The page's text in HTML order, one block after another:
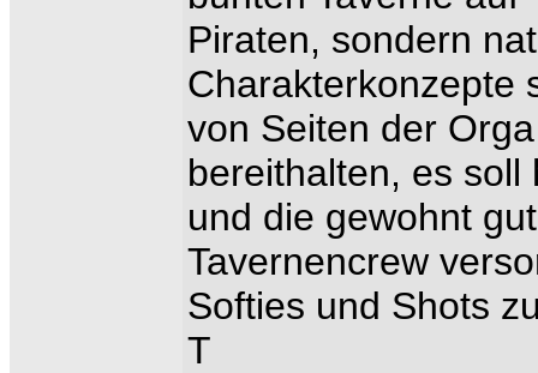
Piraten, sondern
Charakterkonzepte
von Seiten der
bereithalten, es soll
und die gewohnt
Tavernencrew
Softies und Shots
T